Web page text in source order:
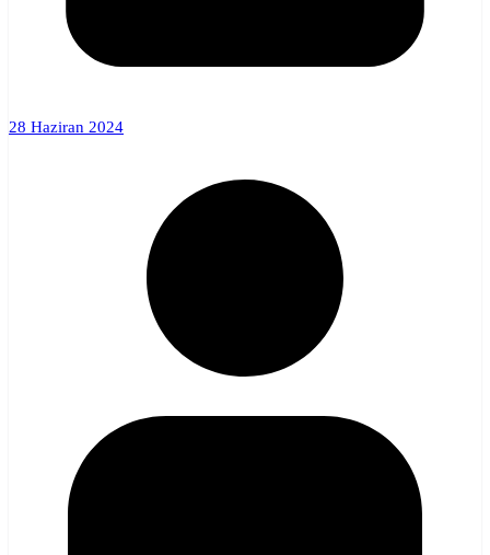
28 Haziran 2024